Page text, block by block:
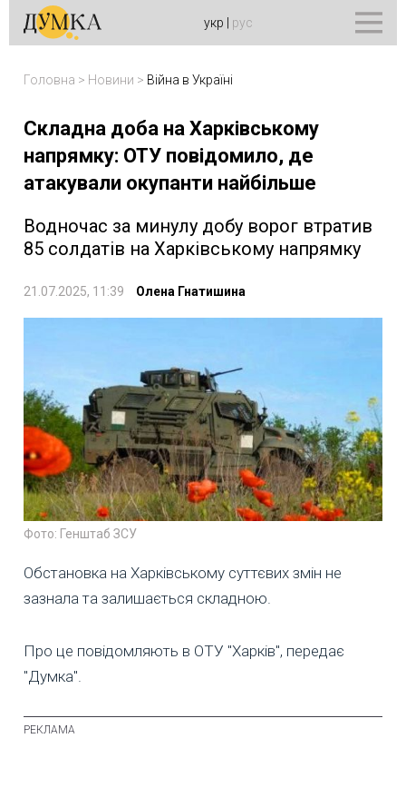
укр рус
Головна > Новини > Війна в Україні
Складна доба на Харківському
напрямку: ОТУ повідомило, де
атакували окупанти найбільше
Водночас за минулу добу ворог втратив
85 солдатів на Харківському напрямку
21.07.2025, 11:39 Олена Гнатишина
Фото: Генштаб ЗСУ
Обстановка на Харківському суттєвих змін не
зазнала та залишається складною.
Про це повідомляють в ОТУ "Харків", передає
"Думка".